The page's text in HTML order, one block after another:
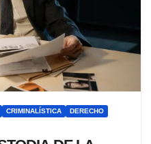
CRIMINALÍSTICA
DERECHO